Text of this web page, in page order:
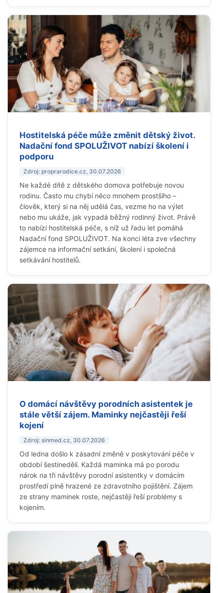
Hostitelská péče může změnit dětský život.
Nadační fond SPOLUŽIVOT nabízí školení i
podporu
Zdroj: proprarodice.cz, 30.07.2026
Ne každé dítě z dětského domova potřebuje novou
rodinu. Často mu chybí něco mnohem prostšího –
člověk, který si na něj udělá čas, vezme ho na výlet
nebo mu ukáže, jak vypadá běžný rodinný život. Právě
to nabízí hostitelská péče, s níž už řadu let pomáhá
Nadační fond SPOLUŽIVOT. Na konci léta zve všechny
zájemce na informační setkání, školení i společná
setkávání hostitelů.
O domácí návštěvy porodních asistentek je
stále větší zájem. Maminky nejčastěji řeší
kojení
Zdroj: sinmed.cz, 30.07.2026
Od ledna došlo k zásadní změně v poskytování péče v
období šestinedělí. Každá maminka má po porodu
nárok na tři návštěvy porodní asistentky v domácím
prostředí plně hrazené ze zdravotního pojištění. Zájem
ze strany maminek roste, nejčastěji řeší problémy s
kojením.